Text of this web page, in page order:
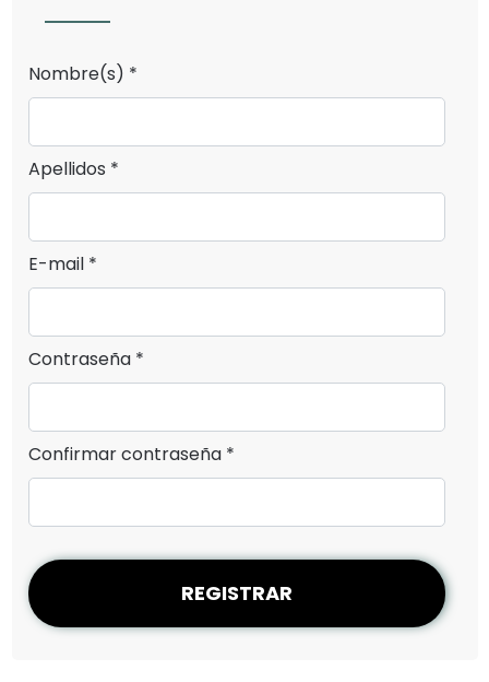
Nombre(s) *
Apellidos *
E-mail *
Contraseña *
Confirmar contraseña *
REGISTRAR